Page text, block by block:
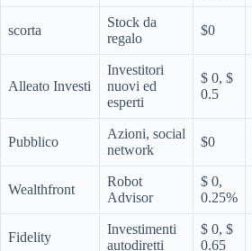
scorta
Stock da
regalo
$0
Alleato Investi
Investitori
nuovi ed
esperti
$ 0, $
0.5
Pubblico
Azioni, social
network
$0
Wealthfront
Robot
Advisor
$ 0,
0.25%
Fidelity
Investimenti
autodiretti
$ 0, $
0.65